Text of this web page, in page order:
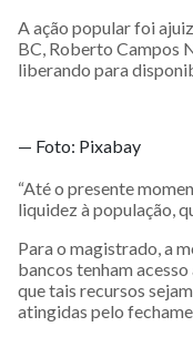
A ação popular foi
BC, Roberto Campos
liberando para
— Foto: Pixabay
“Até o presente
liquidez à população,
Para o magistrado, a
bancos tenham
que tais recursos
atingidas pelo